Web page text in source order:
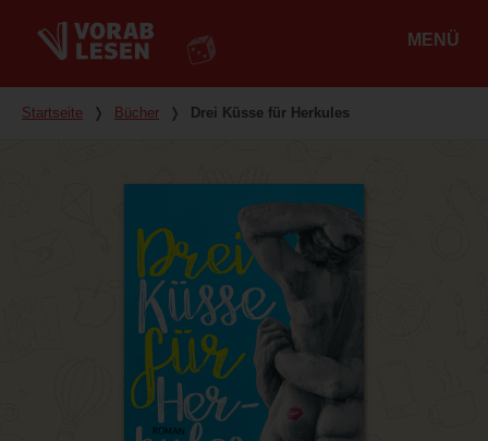
MENÜ
Du bist hier
Startseite ❭ Bücher ❭ Drei Küsse für Herkules